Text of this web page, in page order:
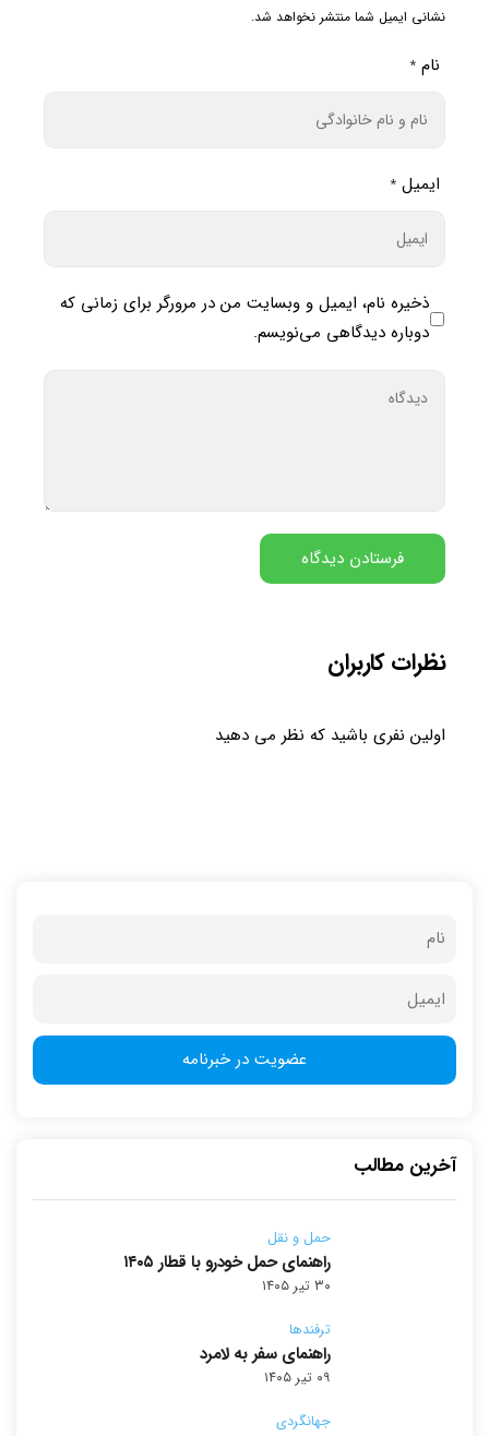
نشانی ایمیل شما منتشر نخواهد شد.
نام *
ایمیل *
ذخیره نام، ایمیل و وبسایت من در مرورگر برای زمانی که
دوباره دیدگاهی می‌نویسم.
نظرات کاربران
اولین نفری باشید که نظر می دهید
آخرین مطالب
حمل و نقل
راهنمای حمل خودرو با قطار ۱۴۰۵
۳۰ تیر ۱۴۰۵
ترفندها
راهنمای سفر به لامرد
۰۹ تیر ۱۴۰۵
جهانگردی